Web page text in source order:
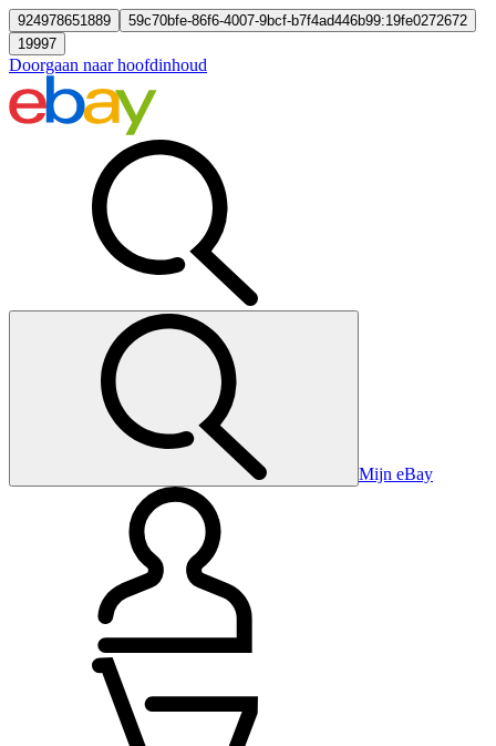
924978651889
59c70bfe-86f6-4007-9bcf-b7f4ad446b99:19fe0272672
19997
Doorgaan naar hoofdinhoud
Mijn eBay